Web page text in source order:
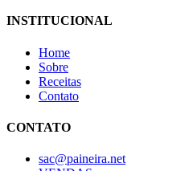
INSTITUCIONAL
Home
Sobre
Receitas
Contato
CONTATO
sac@paineira.net